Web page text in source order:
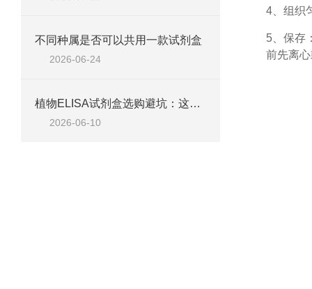
不同种属是否可以共用一款试剂盒
2026-06-24
植物ELISA试剂盒选购避坑：这五个参数不达标，数据全白测
2026-06-10
4、组织
5、保存
前先离